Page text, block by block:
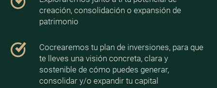
creación, consolidación o expansión de
patrimonio
Cocrearemos tu plan de inversiones, para que
te lleves una visión concreta, clara y
sostenible de cómo puedes generar,
consolidar y/o expandir tu capital